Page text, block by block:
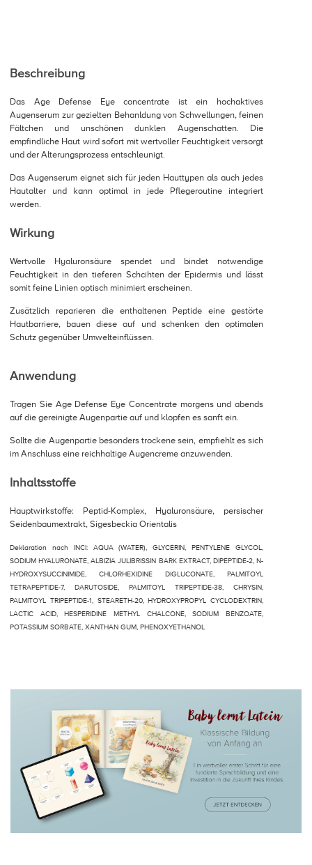
Beschreibung
Das Age Defense Eye concentrate ist ein hochaktives
Augenserum zur gezielten Behanldung von Schwellungen, feinen
Fältchen und unschönen dunklen Augenschatten. Die
empfindliche Haut wird sofort mit wertvoller Feuchtigkeit versorgt
und der Alterungsprozess entschleunigt.
Das Augenserum eignet sich für jeden Hauttypen als auch jedes
Hautalter und kann optimal in jede Pflegeroutine integriert
werden.
Wirkung
Wertvolle Hyaluronsäure spendet und bindet notwendige
Feuchtigkeit in den tieferen Schcihten der Epidermis und lässt
somit feine Linien optisch minimiert erscheinen.
Zusätzlich reparieren die enthaltenen Peptide eine gestörte
Hautbarriere, bauen diese auf und schenken den optimalen
Schutz gegenüber Umwelteinflüssen.
Anwendung
Tragen Sie Age Defense Eye Concentrate morgens und abends
auf die gereinigte Augenpartie auf und klopfen es sanft ein.
Sollte die Augenpartie besonders trockene sein, empfiehlt es sich
im Anschluss eine reichhaltige Augencreme anzuwenden.
Inhaltsstoffe
Hauptwirkstoffe: Peptid-Komplex, Hyaluronsäure, persischer
Seidenbaumextrakt, Sigesbeckia Orientalis
Deklaration nach INCI: AQUA (WATER), GLYCERIN, PENTYLENE GLYCOL,
SODIUM HYALURONATE, ALBIZIA JULIBRISSIN BARK EXTRACT, DIPEPTIDE-2, N-
HYDROXYSUCCINIMIDE, CHLORHEXIDINE DIGLUCONATE, PALMITOYL
TETRAPEPTIDE-7, DARUTOSIDE, PALMITOYL TRIPEPTIDE-38, CHRYSIN,
PALMITOYL TRIPEPTIDE-1, STEARETH-20, HYDROXYPROPYL CYCLODEXTRIN,
LACTIC ACID, HESPERIDINE METHYL CHALCONE, SODIUM BENZOATE,
POTASSIUM SORBATE, XANTHAN GUM, PHENOXYETHANOL